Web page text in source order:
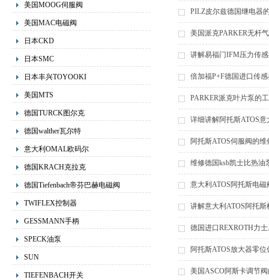
美国MOOG伺服阀
美国MAC电磁阀
日本CKD
日本SMC
日本丰兴TOYOOKI
美国MTS
德国TURCK图尔克
德国walther瓦尔特
意大利OMAL欧码尔
德国KRACH克拉克
德国Tiefenbach帝芬巴赫电磁阀
TWIFLEX控制器
GESSMANN手柄
SPECK油泵
SUN
TIEFENBACH开关
PILZ皮尔兹德国继电器
美国派克PARKER无杆
讲解易福门IFM压力传
倍加福P+F德国进口传
PARKER派克叶片泵的
详细讲解阿托斯ATOS
阿托斯ATOS伺服阀的
维修德国ksb凯士比热油
意大利ATOS阿托斯电
讲解意大利ATOS阿托
德国进口REXROTH力
阿托斯ATOS放大器零
美国ASCO阿斯卡调节